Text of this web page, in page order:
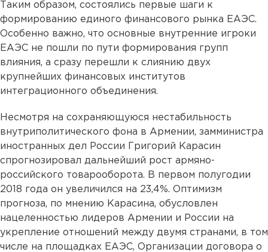
Таким образом, состоялись первые шаги к
формированию единого финансового рынка ЕАЭС.
Особенно важно, что основные внутренние игроки
ЕАЭС не пошли по пути формирования групп
влияния, а сразу перешли к слиянию двух
крупнейших финансовых институтов
интеграционного объединения.
Несмотря на сохраняющуюся нестабильность
внутриполитического фона в Армении, замминистра
иностранных дел России Григорий Карасин
спрогнозировал дальнейший рост армяно-
российского товарооборота. В первом полугодии
2018 года он увеличился на 23,4%. Оптимизм
прогноза, по мнению Карасина, обусловлен
нацеленностью лидеров Армении и России на
укрепление отношений между двумя странами, в том
числе на площадках ЕАЭС, Организации договора о